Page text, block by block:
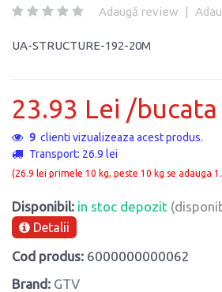
Adaugă review |
UA-STRUCTURE-192-20M
23.93 Lei /bucata
2 clienti vizualizeaza acest produs.
Transport: 26.9 lei
(26.9 lei primele 10 kg, peste 10 kg se adauga
Disponibil: in stoc depozit
Detalii
Cod produs: 6000000000062
Brand: GTV